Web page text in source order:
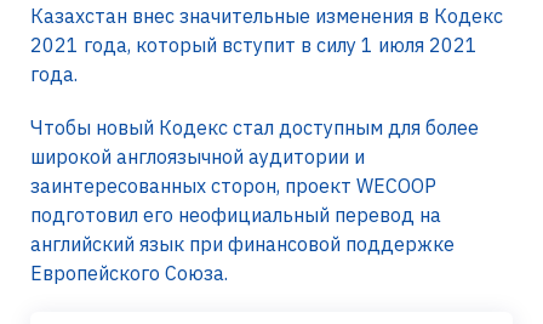
Казахстан внес значительные изменения в Кодекс
2021 года, который вступит в силу 1 июля 2021
года.
Чтобы новый Кодекс стал доступным для более
широкой англоязычной аудитории и
заинтересованных сторон, проект WECOOP
подготовил его неофициальный перевод на
английский язык при финансовой поддержке
Европейского Союза.